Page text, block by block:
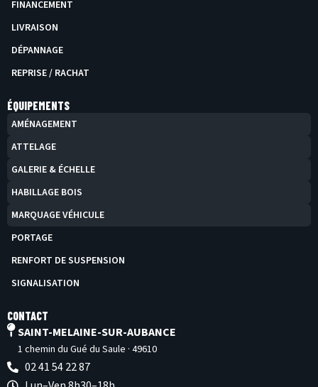
FINANCEMENT
LIVRAISON
DÉPANNAGE
REPRISE / RACHAT
ÉQUIPEMENTS
AMÉNAGEMENT
ATTELAGE
GALERIE & ÉCHELLE
HABILLAGE BOIS
MARQUAGE VÉHICULE
PORTAGE
RENFORT DE SUSPENSION
SIGNALISATION
CONTACT
SAINT-MELAINE-SUR-AUBANCE
1 chemin du Gué du Saule · 49610
02 41 54 22 87